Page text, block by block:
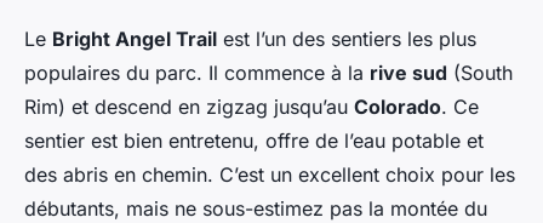
Le Bright Angel Trail est l’un des sentiers les plus
populaires du parc. Il commence à la rive sud (South
Rim) et descend en zigzag jusqu’au Colorado. Ce
sentier est bien entretenu, offre de l’eau potable et
des abris en chemin. C’est un excellent choix pour les
débutants, mais ne sous-estimez pas la montée du